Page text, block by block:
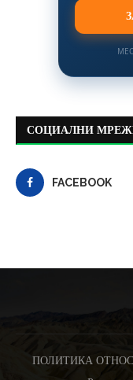
СОЦИАЛНИ
FACEBOOK
ПОЛИТИКА